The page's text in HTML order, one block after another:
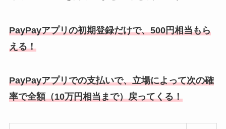
PayPayアプリの初期登録だけで、500円相当もら
える！
PayPayアプリでの支払いで、立場によって次の確
率で全額（10万円相当まで）戻ってくる！